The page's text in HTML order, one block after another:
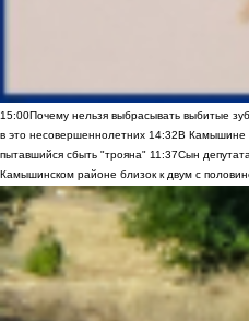
15:00Почему нельзя выбрасывать выбитые
в это несовершеннолетних 14:32В Камышине
пытавшийся сбыть "трояна" 11:37Сын
Камышинском районе близок к двум с